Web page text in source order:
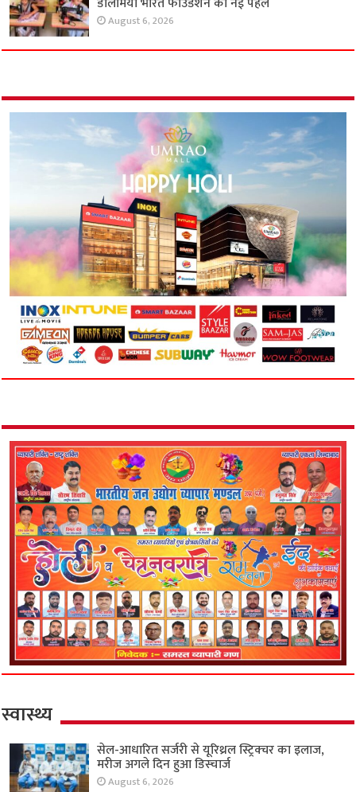
August 6, 2026
स्वास्थ्य
सेल-आधारित सर्जरी से यूरिथ्रल स्ट्रिक्चर का इलाज,
मरीज अगले दिन हुआ डिस्चार्ज
August 6, 2026